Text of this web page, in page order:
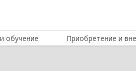
обучение Приобретение и